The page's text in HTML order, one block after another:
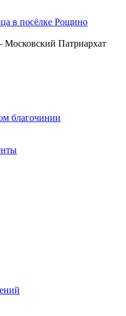
в посёлке Рощино
Патриархат
благочинии